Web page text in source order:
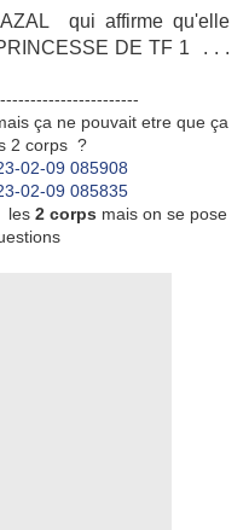
qui affirme qu'elle
DE TF 1 . . .
ça ne pouvait etre que ça
2 corps ?
les2 corps mais on se pose